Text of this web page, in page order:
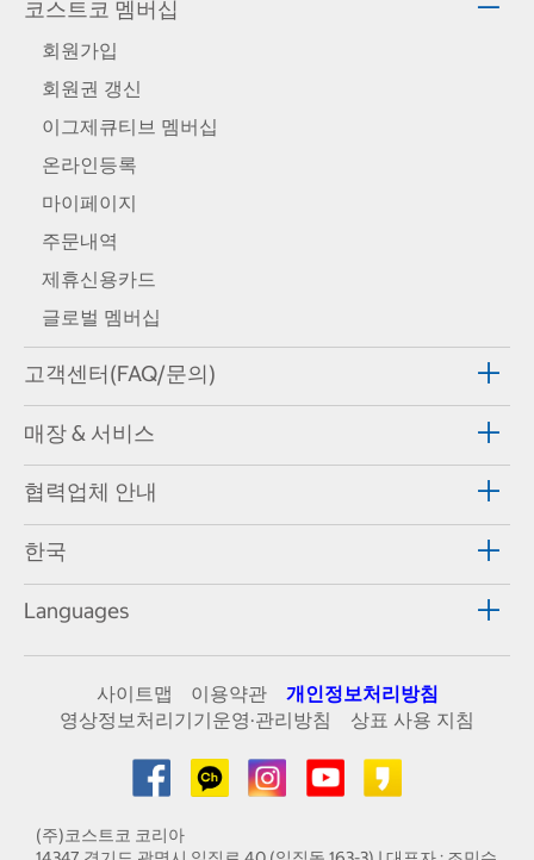
코스트코 멤버십
회원가입
회원권 갱신
이그제큐티브 멤버십
온라인등록
마이페이지
주문내역
제휴신용카드
글로벌 멤버십
고객센터(FAQ/문의)
매장 & 서비스
협력업체 안내
한국
Languages
사이트맵 이용약관
개인정보처리방침
영상정보처리기기운영·관리방침
상표 사용 지침
(주)코스트코 코리아